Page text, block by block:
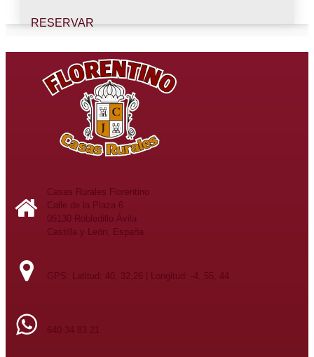
RESERVAR
Casa El Cuco
Verano en Ávila con Piscina y Jacuzzi
10/08 - 16/08
6 noches/2 personas
RESERVAR
Casas Rurales Florentino
Calle de la Plaza 6
05130 Robledillo Ávila
Castilla y León, España
GPS: Latitud: 40, 32,26 | Longitud: -4, 55, 44
640 34 83 21